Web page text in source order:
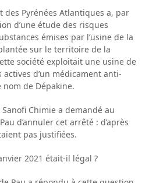
des Pyrénées Atlantiques a, par
d’une étude des risques
émises par l’usine de la
sur le territoire de la
société exploitait une usine de
d’un médicament anti-
de Dépakine.
Chimie a demandé au
d’annuler cet arrêté : d’après
pas justifiées.
2021 était-il légal ?